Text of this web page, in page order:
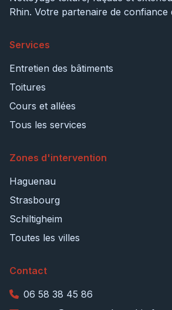
Rhin. Votre partenaire de confiance
Services
Entretien des bâtiments
Toitures
Cours et allées
Tous les services
Zones d'intervention
Haguenau
Strasbourg
Schiltigheim
Toutes les villes
Contact
06 58 38 45 86